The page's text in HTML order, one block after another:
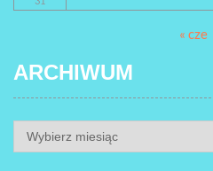
« cze
ARCHIWUM
ARCHIWUM